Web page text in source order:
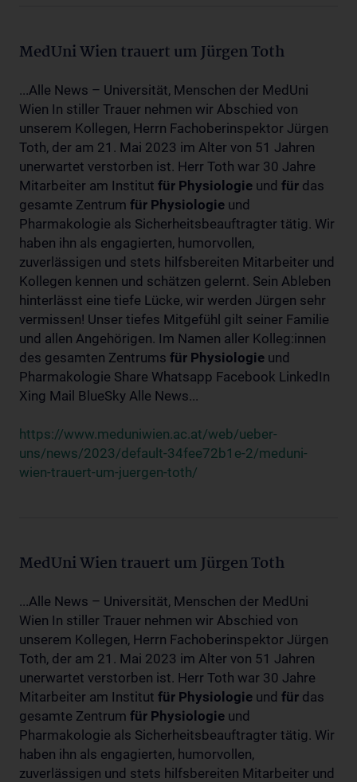
MedUni Wien trauert um Jürgen Toth
...Alle News – Universität, Menschen der MedUni
Wien In stiller Trauer nehmen wir Abschied von
unserem Kollegen, Herrn Fachoberinspektor Jürgen
Toth, der am 21. Mai 2023 im Alter von 51 Jahren
unerwartet verstorben ist. Herr Toth war 30 Jahre
Mitarbeiter am Institut für Physiologie und für das
gesamte Zentrum für Physiologie und
Pharmakologie als Sicherheitsbeauftragter tätig. Wir
haben ihn als engagierten, humorvollen,
zuverlässigen und stets hilfsbereiten Mitarbeiter und
Kollegen kennen und schätzen gelernt. Sein Ableben
hinterlässt eine tiefe Lücke, wir werden Jürgen sehr
vermissen! Unser tiefes Mitgefühl gilt seiner Familie
und allen Angehörigen. Im Namen aller Kolleg:innen
des gesamten Zentrums für Physiologie und
Pharmakologie Share Whatsapp Facebook LinkedIn
Xing Mail BlueSky Alle News...
https://www.meduniwien.ac.at/web/ueber-
uns/news/2023/default-34fee72b1e-2/meduni-
wien-trauert-um-juergen-toth/
MedUni Wien trauert um Jürgen Toth
...Alle News – Universität, Menschen der MedUni
Wien In stiller Trauer nehmen wir Abschied von
unserem Kollegen, Herrn Fachoberinspektor Jürgen
Toth, der am 21. Mai 2023 im Alter von 51 Jahren
unerwartet verstorben ist. Herr Toth war 30 Jahre
Mitarbeiter am Institut für Physiologie und für das
gesamte Zentrum für Physiologie und
Pharmakologie als Sicherheitsbeauftragter tätig. Wir
haben ihn als engagierten, humorvollen,
zuverlässigen und stets hilfsbereiten Mitarbeiter und